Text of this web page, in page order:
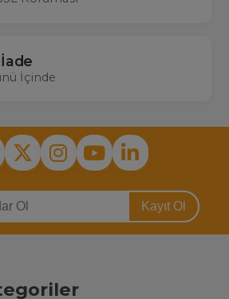
İçinde
Kayıt Ol